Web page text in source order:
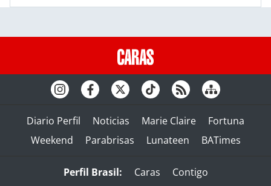
Diario Perfil Noticias Marie Claire
Fortuna
Weekend
Parabrisas Lunateen BATimes
Perfil Brasil: Caras
Contigo